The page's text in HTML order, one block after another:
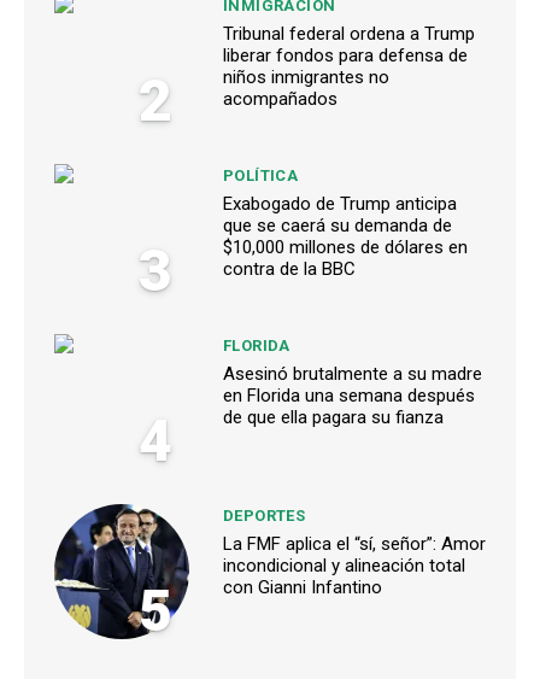
2
INMIGRACIÓN
Tribunal federal ordena a Trump
liberar fondos para defensa de
niños inmigrantes no
acompañados
3
POLÍTICA
Exabogado de Trump anticipa
que se caerá su demanda de
$10,000 millones de dólares en
contra de la BBC
4
FLORIDA
Asesinó brutalmente a su madre
en Florida una semana después
de que ella pagara su fianza
5
DEPORTES
La FMF aplica el “sí, señor”: Amor
incondicional y alineación total
con Gianni Infantino